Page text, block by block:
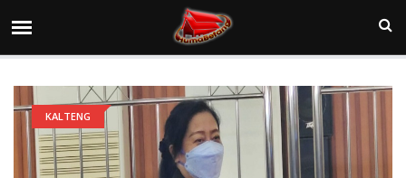
KALTENG